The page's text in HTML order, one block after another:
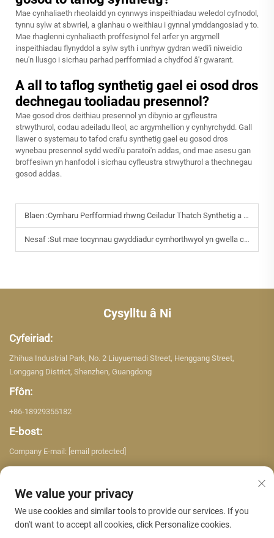
Mae cynhaliaeth rheolaidd yn cynnwys inspeithiadau weledol cyfnodol,
tynnu sylw at sbwriel, a glanhau o weithiau i gynnal ymddangosiad y to.
Mae rhaglenni cynhaliaeth proffesiynol fel arfer yn argymell
inspeithiadau flynyddol a sylw syth i unrhyw gydran wedi'i niweidio
neu'n llusgo i sicrhau parhad perfformiad a chydfod â'r gwarant.
A all to taflog synthetig gael ei osod dros
dechnegau tooliadau presennol?
Mae gosod dros deithiau presennol yn dibynio ar gyfleustra
strwythurol, codau adeiladu lleol, ac argymhellion y cynhyrchydd. Gall
llawer o systemau to tafod crafu synthetig gael eu gosod dros
wynebau presennol sydd wedi'u paratoi'n addas, ond mae asesu gan
broffesiwn yn hanfodol i sicrhau cyfleustra strwythurol a thechnegau
gosod addas.
Blaen :Cymharu Perfformiad rhwng Ceiladur Thatch Synthetig a Thatch Traddodiadol
Nesaf :Sut mae tocynnau gwyddiadur cymhorthwyol yn gwella cynaliadwyedd a chynaliadwyedd i'r tywyllwch
Cysylltu â Ni
Cyfeiriad:
Zhihua Industrial Park, No. 2 Liuyuemadi Street, Henggang Street,
Longgang District, Shenzhen, Guangdong
Ffôn:
+86-18929355182
E-bost:
Company E-mail: [email protected]
We value your privacy
We use cookies and similar tools to provide our services. If you
don't want to accept all cookies, click Personalize cookies.